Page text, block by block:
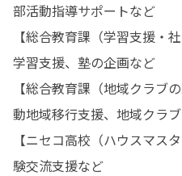
部活動指導サポートなど
【総合教育課（学習支援・社会教
学習支援、塾の企画など
【総合教育課（地域クラブ
動地域移行支援、地域クラ
【ニセコ高校（ハウスマス
験交流支援など